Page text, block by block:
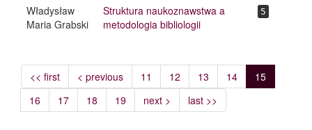
Władysław
Maria Grabski
Struktura naukoznawstwa a
metodologia bibliologii
5
<< first < previous 11 12 13 14
15
16
17 18 19 next > last >>